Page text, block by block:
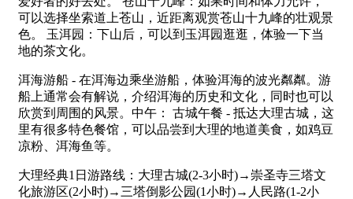
可以选择坐索道上苍山，近距离观赏苍山十九峰的壮观景
色。 玉洱园：下山后，可以到玉洱园逛逛，体验一下当
地的茶文化。
洱海游船 - 在洱海边乘坐游船，体验洱海的波光粼粼。游
船上通常会有解说，介绍洱海的历史和文化，同时也可以
欣赏到周围的风景。中午： 古城午餐 - 抵达大理古城，这
里有很多特色餐馆，可以品尝到大理的地道美食，如鸡豆
凉粉、洱海鱼等。
大理经典1日游路线：大理古城(2-3小时)→崇圣寺三塔文
化旅游区(2小时)→三塔倒影公园(1小时)→人民路(1-2小